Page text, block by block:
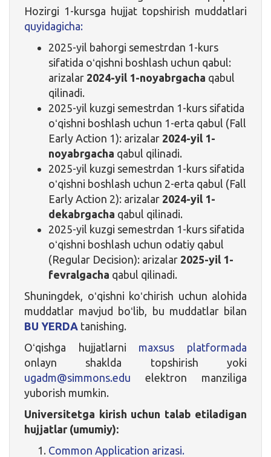
Hozirgi 1-kursga hujjat topshirish muddatlari
quyidagicha:
2025-yil bahorgi semestrdan 1-kurs
sifatida oʻqishni boshlash uchun qabul:
arizalar 2024-yil 1-noyabrgacha qabul
qilinadi.
2025-yil kuzgi semestrdan 1-kurs sifatida
oʻqishni boshlash uchun 1-erta qabul (Fall
Early Action 1): arizalar 2024-yil 1-
noyabrgacha qabul qilinadi.
2025-yil kuzgi semestrdan 1-kurs sifatida
oʻqishni boshlash uchun 2-erta qabul (Fall
Early Action 2): arizalar 2024-yil 1-
dekabrgacha qabul qilinadi.
2025-yil kuzgi semestrdan 1-kurs sifatida
oʻqishni boshlash uchun odatiy qabul
(Regular Decision): arizalar 2025-yil 1-
fevralgacha qabul qilinadi.
Shuningdek, oʻqishni koʻchirish uchun alohida
muddatlar mavjud boʻlib, bu muddatlar bilan
BU YERDA tanishing.
Oʻqishga hujjatlarni maxsus platformada
onlayn shaklda topshirish yoki
ugadm@simmons.edu elektron manziliga
yuborish mumkin.
Universitetga kirish uchun talab etiladigan
hujjatlar (umumiy):
Common Application arizasi.